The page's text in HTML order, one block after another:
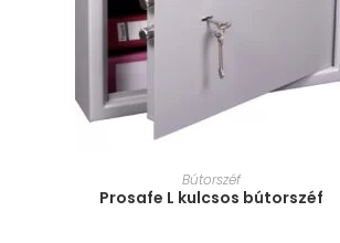
MÉRET VÁLASZTÁSA
Bútorszéf
Prosafe L kulcsos bútorszéf